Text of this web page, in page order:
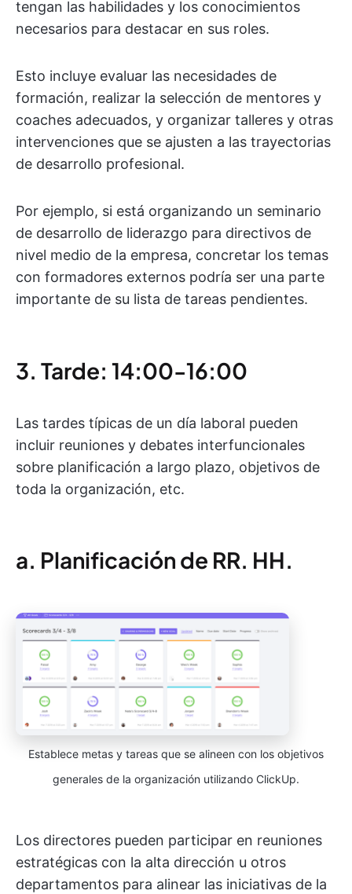
tengan las habilidades y los conocimientos
necesarios para destacar en sus roles.
Esto incluye evaluar las necesidades de
formación, realizar la selección de mentores y
coaches adecuados, y organizar talleres y otras
intervenciones que se ajusten a las trayectorias
de desarrollo profesional.
Por ejemplo, si está organizando un seminario
de desarrollo de liderazgo para directivos de
nivel medio de la empresa, concretar los temas
con formadores externos podría ser una parte
importante de su lista de tareas pendientes.
3. Tarde: 14:00-16:00
Las tardes típicas de un día laboral pueden
incluir reuniones y debates interfuncionales
sobre planificación a largo plazo, objetivos de
toda la organización, etc.
a. Planificación de RR. HH.
Establece metas y tareas que se alineen con los objetivos
generales de la organización utilizando ClickUp.
Los directores pueden participar en reuniones
estratégicas con la alta dirección u otros
departamentos para alinear las iniciativas de la